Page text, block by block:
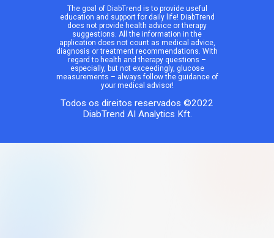
The goal of DiabTrend is to provide useful
education and support for daily life! DiabTrend
does not provide health advice or therapy
suggestions. All the information in the
application does not count as medical advice,
diagnosis or treatment recommendations. With
regard to health and therapy questions –
especially, but not exceedingly, glucose
measurements – always follow the guidance of
your medical advisor!
Todos os direitos reservados ©2022
DiabTrend AI Analytics Kft.